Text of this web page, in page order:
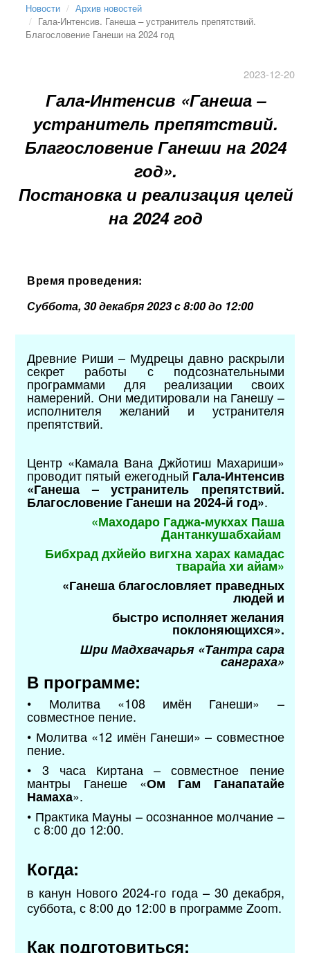
Новости
Архив новостей
Гала-Интенсив. Ганеша – устранитель препятствий.
Благословение Ганеши на 2024 год
2023-12-20
Гала-Интенсив «Ганеша –
устранитель препятствий.
Благословение Ганеши на 2024
год».
Постановка и реализация целей
на 2024 год
Время проведения:
Суббота, 30 декабря 2023 с 8:00 до 12:00
Древние Риши – Мудрецы давно раскрыли
секрет работы с подсознательными
программами для реализации своих
намерений. Они медитировали на Ганешу –
исполнителя желаний и устранителя
препятствий.
Центр «Камала Вана Джйотиш Махариши»
проводит пятый ежегодный Гала-Интенсив
«Ганеша – устранитель препятствий.
Благословение Ганеши на 2024-й год».
«Маходаро Гаджа-мукхах Паша
Дантанкушабхайам
Бибхрад дхйейо вигхна харах камадас
тварайа хи айам»
«Ганеша благословляет праведных
людей и
быстро исполняет желания
поклоняющихся».
Шри Мадхвачарья «Тантра сара
санграха»
В программе:
• Молитва «108 имён Ганеши» –
совместное пение.
• Молитва «12 имён Ганеши» – совместное
пение.
• 3 часа Киртана – совместное пение
мантры Ганеше «Ом Гам Ганапатайе
Намаха».
• Практика Мауны – осознанное молчание –
с 8:00 до 12:00.
Когда:
в канун Нового 2024-го года – 30 декабря,
суббота, с 8:00 до 12:00 в программе Zoom.
Как подготовиться: